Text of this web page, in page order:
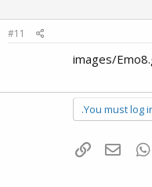
#11
You must log
WhatsAppדואר אלקטרוני